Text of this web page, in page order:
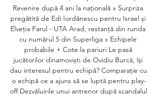
Revenire după 4 ani la națională » Surpriza
pregătită de Edi Iordănescu pentru Israel și
Elveția Farul - UTA Arad, restanță din runda
cu numărul 5 din Superliga » Echipele
probabile + Cote la pariuri Le pasă
jucătorilor dinamoviști de Ovidiu Burcă, își
dau interesul pentru echipă? Comparație cu
o echipă ce a ajuns să se luptă pentru play-
off Dezvăluirile unui antrenor după scandalul